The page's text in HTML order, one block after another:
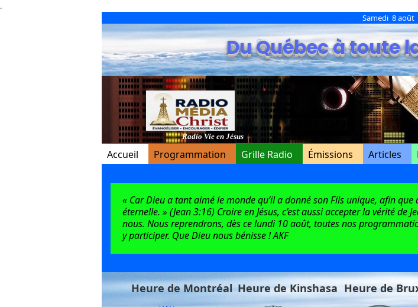
.
Samedi 8 août
Du Québec à toute
Radio Vie en Jésus
Accueil Programmation Grille Radio Émissions Articles
« Car Dieu a tant aimé le monde qu’il a donné son Fils unique, afin
éternelle. » (Jean 3:16) Croire en Jésus, c’est aussi accepter la vérité
nous. Nous reprendrons, dès ce lundi 10 août, toutes nos
y participer. Que Dieu nous bénisse ! AKF
Heure de Montréal Heure de Kinshasa Heure de